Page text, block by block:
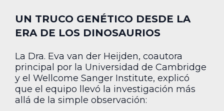
UN TRUCO GENÉTICO DESDE LA
ERA DE LOS DINOSAURIOS
La Dra. Eva van der Heijden, coautora
principal por la Universidad de Cambridge
y el Wellcome Sanger Institute, explicó
que el equipo llevó la investigación más
allá de la simple observación: